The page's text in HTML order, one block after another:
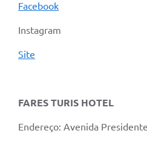
Conselhos Municipais
Arquivo Histórico
Solicitação Obras
Nota Fiscal Eletrônica
ITBI Online
Facebook
Instagram
Site
FARES TURIS HOTEL
Endereço: Avenida